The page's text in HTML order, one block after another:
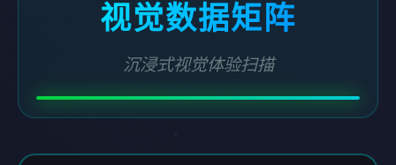
视觉数据矩阵
沉浸式视觉体验扫描